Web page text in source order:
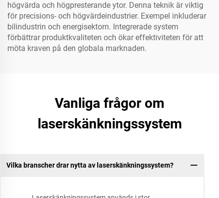
högvärda och högpresterande ytor. Denna teknik är viktig
för precisions- och högvärdeindustrier. Exempel inkluderar
bilindustrin och energisektorn. Integrerade system
förbättrar produktkvaliteten och ökar effektiviteten för att
möta kraven på den globala marknaden.
Vanliga frågor om
laserskänkningssystem
Vilka branscher drar nytta av laserskänkningssystem?